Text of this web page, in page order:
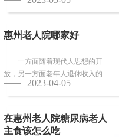
病，多数情况下都会面临卧床修
养，这时候就需...
惠州老人院哪家好
一方面随着现代人思想的开
放，另一方面老年人退休收入的稳
步上升，选择惠州老人院进行疗养
的老人越来越...
2023-04-05
在惠州老人院糖尿病老人
主食该怎么吃